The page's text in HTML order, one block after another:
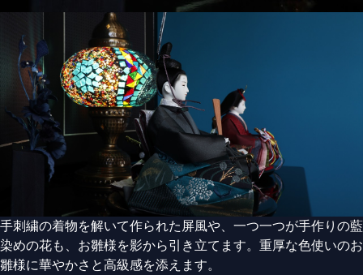
手刺繍の着物を解いて作られた屏風や、一つ一つが手作りの藍
染めの花も、お雛様を影から引き立てます。重厚な色使いのお
雛様に華やかさと高級感を添えます。